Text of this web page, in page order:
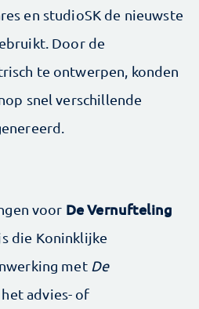
en studioSK de nieuwste
Door de
te ontwerpen, konden
snel verschillende
voor De Vernufteling
die Koninklijke
met De
advies- of